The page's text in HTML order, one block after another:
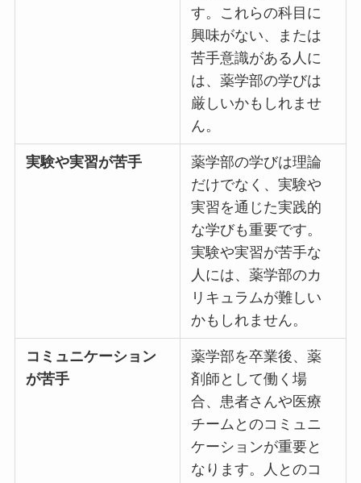
す。これらの科目に
興味がない、または
苦手意識がある人に
は、薬学部の学びは
厳しいかもしれませ
ん。
実験や実習が苦手
薬学部の学びは理論
だけでなく、実験や
実習を通じた実践的
な学びも重要です。
実験や実習が苦手な
人には、薬学部のカ
リキュラムが難しい
かもしれません。
コミュニケーション
が苦手
薬学部を卒業後、薬
剤師として働く場
合、患者さんや医療
チームとのコミュニ
ケーションが重要と
なります。人とのコ